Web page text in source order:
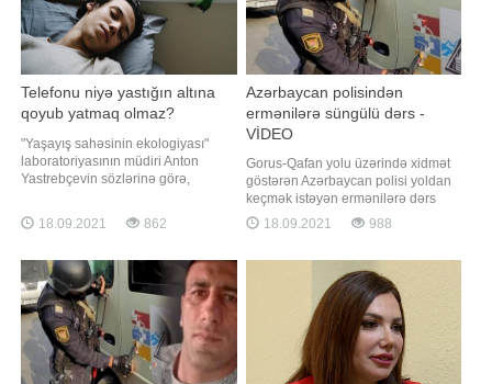
Telefonu niyə yastığın altına
qoyub yatmaq olmaz?
"Yaşayış sahəsinin ekologiyası"
laboratoriyasının müdiri Anton
Yastrebçevin sözlərinə görə,
yatmaq olmaz. -a istinadən xəbər
verir ki, ekspert səbəb kimi
bəzən artdığını bildirib. "Nəzərə
almaq lazımdır ki, telefonları
18.09.2021 862
Azərbaycan polisindən
ermənilərə süngülü dərs -
VİDEO
Gorus-Qafan yolu üzərində xidmət
göstərən Azərbaycan polisi yoldan
keçmək istəyən ermənilərə dərs
verib. "Qafqazinfo" xəbər verir ki,
sosial şəbəkələrdə yayılan
respublikanın "bayrağ"ı olan
avtomobilin postdan keçmək üçün
yaxınlaşdığı görünür. Postd
18.09.2021 988